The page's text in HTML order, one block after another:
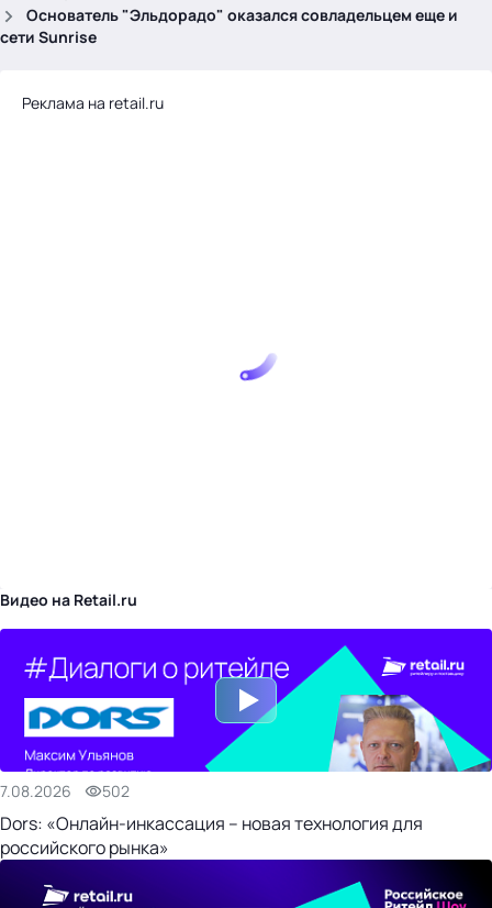
Основатель "Эльдорадо" оказался совладельцем еще и
сети Sunrise
Реклама на retail.ru
Видео на Retail.ru
7.08.2026 502
Dors: «Онлайн-инкассация – новая технология для
российского рынка»